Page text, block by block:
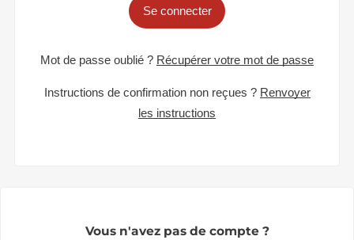
Se connecter
Mot de passe oublié ? Récupérer votre mot de passe
Instructions de confirmation non reçues ? Renvoyer
les instructions
Vous n'avez pas de compte ?